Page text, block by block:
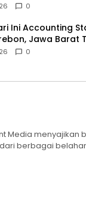
0
Ini Accounting
Jawa Barat
0
Media menyajikan
berbagai